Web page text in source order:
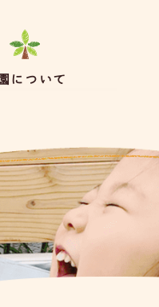
について